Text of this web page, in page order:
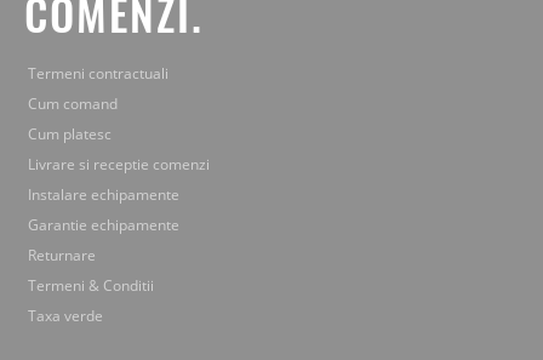
Termeni contractuali
Cum comand
Cum platesc
Livrare si receptie comenzi
Instalare echipamente
Garantie echipamente
Returnare
Termeni & Conditii
Taxa verde